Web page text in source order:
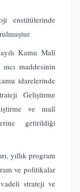
enstitülerinde
Kamu Malî
maddesinin
idarelerinde
Geliştirme
ve malî
getirildiği
yıllık program
ve politikalar
strateji ve